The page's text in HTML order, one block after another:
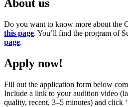
About us
Do you want to know more about the
this page. You’ll find the program of
page.
Apply now!
Fill out the application form below
Include a link to your audition video
quality, recent, 3–5 minutes) and click